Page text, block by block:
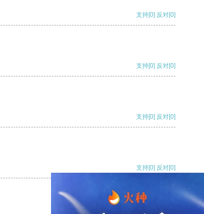
支持[0] 反对[0]
支持[0] 反对[0]
支持[0] 反对[0]
支持[0] 反对[0]